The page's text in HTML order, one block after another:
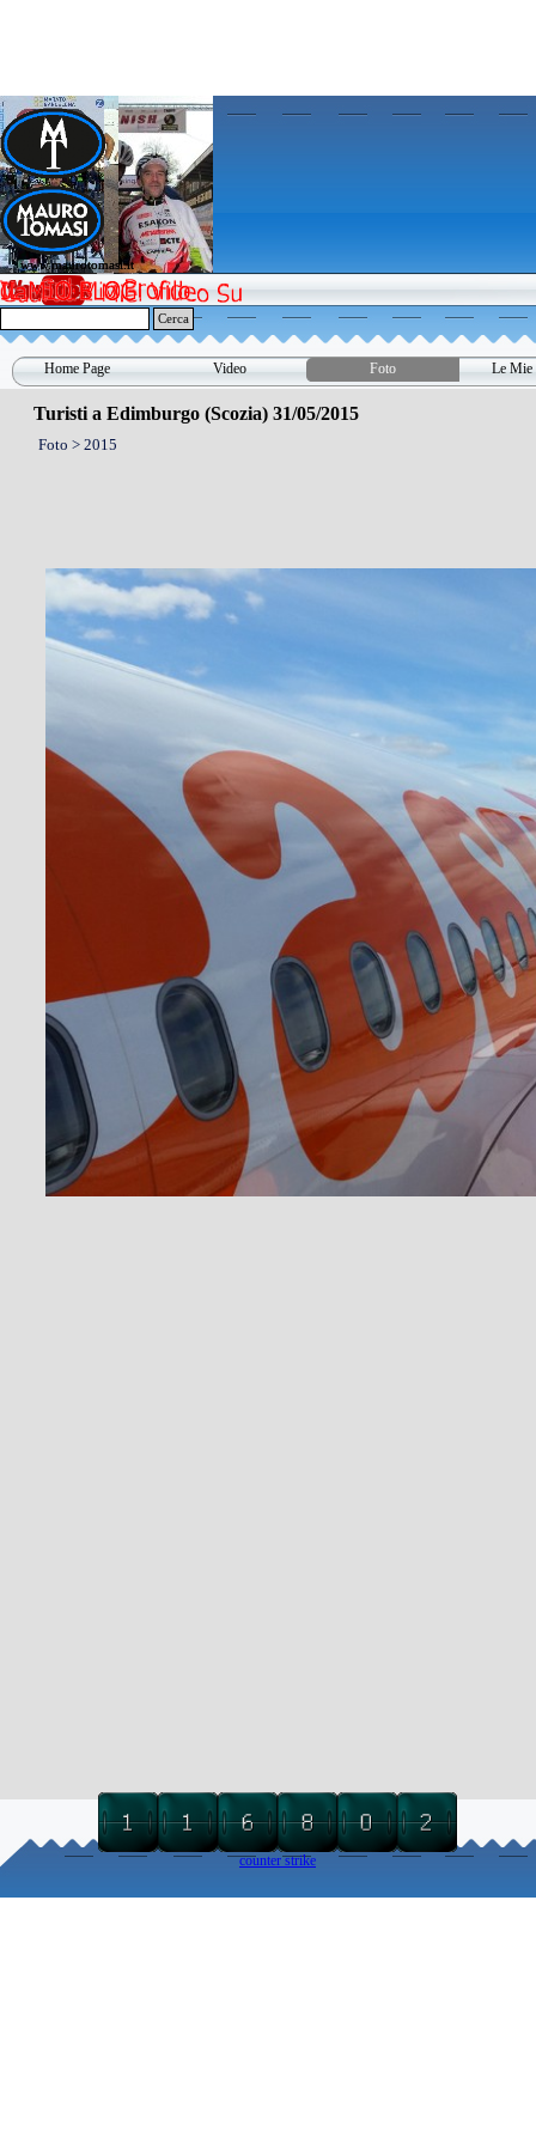
www.maurotomasi.it
www.maurotomasi.it
Cerca
Home Page Video ▼
Foto Le Mie
Turisti a Edimburgo (Scozia) 31/05/2015
Foto > 2015
counter strike